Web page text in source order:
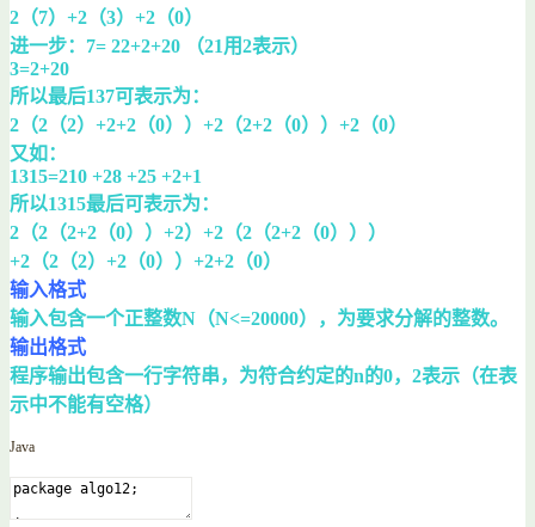
2（7）+2（3）+2（0）
进一步：7= 22+2+20 （21用2表示）
3=2+20
所以最后137可表示为：
2（2（2）+2+2（0））+2（2+2（0））+2（0）
又如：
1315=210 +28 +25 +2+1
所以1315最后可表示为：
2（2（2+2（0））+2）+2（2（2+2（0）））
+2（2（2）+2（0））+2+2（0）
输入格式
输入包含一个正整数N（N<=20000），为要求分解的整数。
输出格式
程序输出包含一行字符串，为符合约定的n的0，2表示（在表
示中不能有空格）
Java